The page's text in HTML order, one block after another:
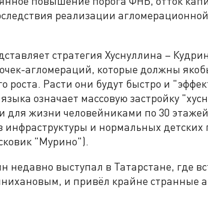
реализации
стратегия Хуснуллина –
агломераций, которые должны
роста. Расти они будут быстро и
означает массовую застройку
для жизни человейниками по 30
инфраструктуры и нормальных детских
"Мурино").
недавно выступал в Татарстане, где
и привёл крайне странные